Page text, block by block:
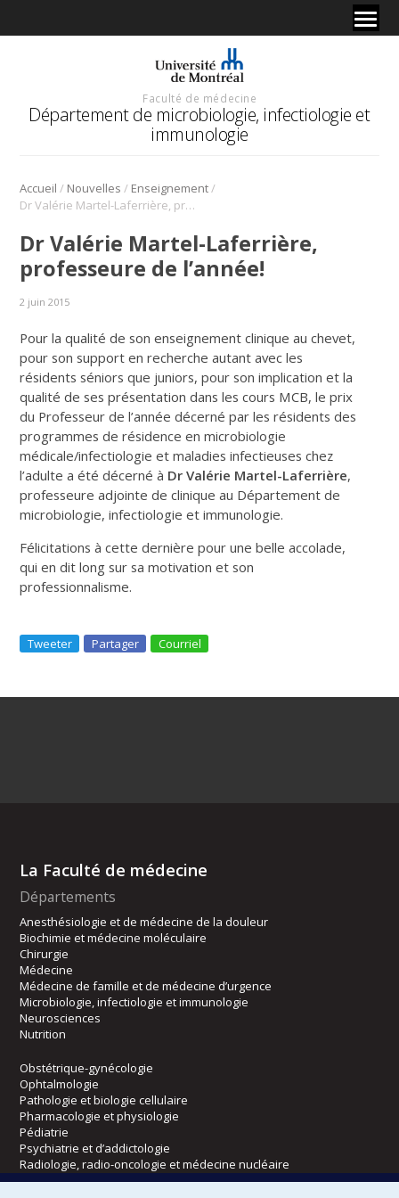
Faculté de médecine
Département de microbiologie, infectiologie et
immunologie
Accueil / Nouvelles / Enseignement/
Dr Valérie Martel-Laferrière, professeure de l’année!
Dr Valérie Martel-Laferrière,
professeure de l’année!
2 juin 2015
Pour la qualité de son enseignement clinique au chevet,
pour son support en recherche autant avec les
résidents séniors que juniors, pour son implication et la
qualité de ses présentation dans les cours MCB, le prix
du Professeur de l’année décerné par les résidents des
programmes de résidence en microbiologie
médicale/infectiologie et maladies infectieuses chez
l’adulte a été décerné à Dr Valérie Martel-Laferrière,
professeure adjointe de clinique au Département de
microbiologie, infectiologie et immunologie.
Félicitations à cette dernière pour une belle accolade,
qui en dit long sur sa motivation et son
professionnalisme.
Tweeter Partager Courriel
La Faculté de médecine
Départements
Anesthésiologie et de médecine de la douleur
Biochimie et médecine moléculaire
Chirurgie
Médecine
Médecine de famille et de médecine d’urgence
Microbiologie, infectiologie et immunologie
Neurosciences
Nutrition
Obstétrique-gynécologie
Ophtalmologie
Pathologie et biologie cellulaire
Pharmacologie et physiologie
Pédiatrie
Psychiatrie et d’addictologie
Radiologie, radio-oncologie et médecine nucléaire